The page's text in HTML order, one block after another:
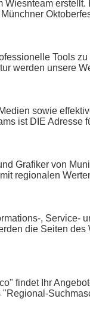
Wiesnteam
Tools
werden unsere
sowie
ist DIE Adresse
Grafiker von
regionalen
, Service-
die Seiten des
findet Ihr